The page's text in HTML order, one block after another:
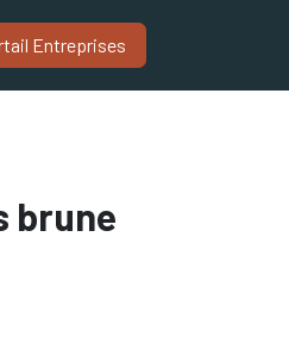
Entreprises​
brune